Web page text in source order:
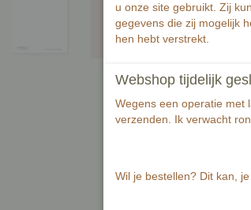
u onze site gebruikt. Zij
gegevens die zij mogelijk
hen hebt verstrekt.
Webshop tijdelijk
Wegens een operatie met
verzenden. Ik verwacht
Wil je bestellen? Dit kan,